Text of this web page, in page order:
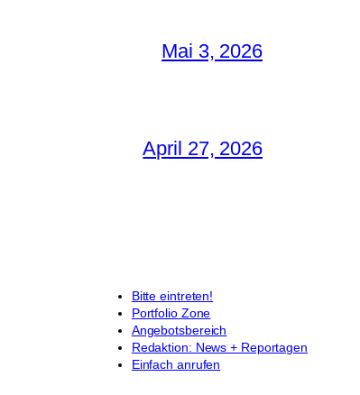
Mai 3, 2026
April 27, 2026
Bitte eintreten!
Portfolio Zone
Angebotsbereich
Redaktion: News + Reportagen
Einfach anrufen